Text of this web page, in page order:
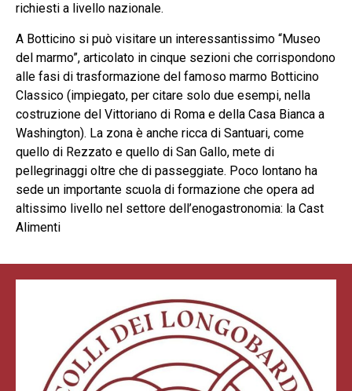
richiesti a livello nazionale.
A Botticino si può visitare un interessantissimo “Museo
del marmo”, articolato in cinque sezioni che corrispondono
alle fasi di trasformazione del famoso marmo Botticino
Classico (impiegato, per citare solo due esempi, nella
costruzione del Vittoriano di Roma e della Casa Bianca a
Washington). La zona è anche ricca di Santuari, come
quello di Rezzato e quello di San Gallo, mete di
pellegrinaggi oltre che di passeggiate. Poco lontano ha
sede un importante scuola di formazione che opera ad
altissimo livello nel settore dell’enogastronomia: la Cast
Alimenti